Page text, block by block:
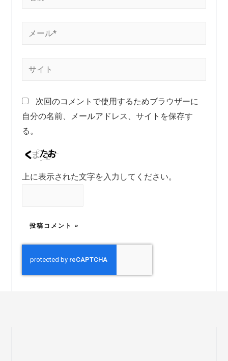
次回のコメントで使用するためブラウザーに
自分の名前、メールアドレス、サイトを保存す
る。
上に表示された文字を入力してください。